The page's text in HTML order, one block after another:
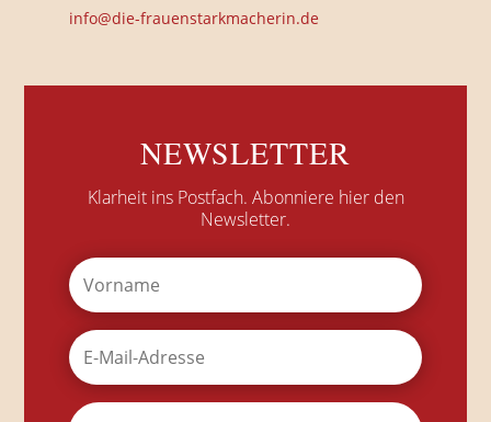
info@die-frauenstarkmacherin.de
NEWSLETTER
Klarheit ins Postfach. Abonniere hier den
Newsletter.